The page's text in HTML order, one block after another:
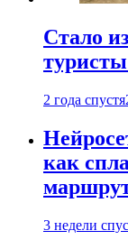
Стало
2 года спустя
как
3 недели